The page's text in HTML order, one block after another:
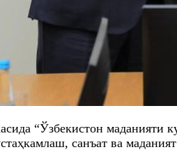
“Ўзбекистон маданияти
санъат ва